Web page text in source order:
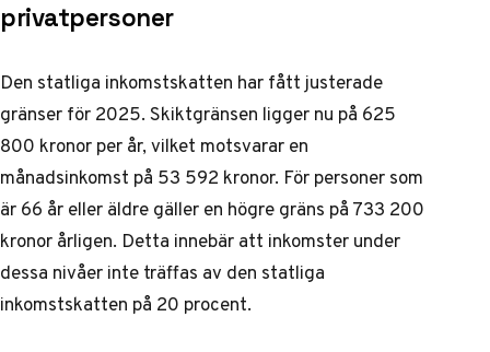
privatpersoner
Den statliga inkomstskatten har fått justerade
gränser för 2025. Skiktgränsen ligger nu på 625
800 kronor per år, vilket motsvarar en
månadsinkomst på 53 592 kronor. För personer som
är 66 år eller äldre gäller en högre gräns på 733 200
kronor årligen. Detta innebär att inkomster under
dessa nivåer inte träffas av den statliga
inkomstskatten på 20 procent.